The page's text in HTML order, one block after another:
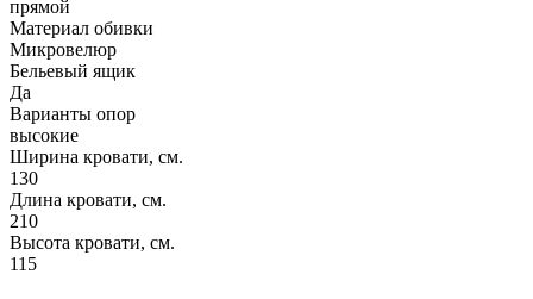
прямой
Материал обивки
Микровелюр
Бельевый ящик
Да
Варианты опор
высокие
Ширина кровати, см.
130
Длина кровати, см.
210
Высота кровати, см.
115